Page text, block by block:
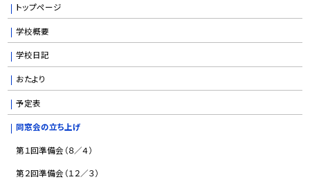
トップページ
学校概要
学校日記
おたより
予定表
同窓会の立ち上げ
第１回準備会（８／４）
第２回準備会（１２／３）